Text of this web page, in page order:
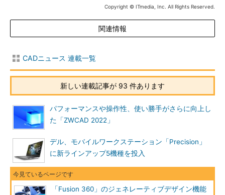
Copyright © ITmedia, Inc. All Rights Reserved.
関連情報
CADニュース 連載一覧
新しい連載記事が 93 件あります
パフォーマンスや操作性、使い勝手がさらに向上し
た「ZWCAD 2022」
デル、モバイルワークステーション「Precision」
に新ラインアップ5機種を投入
「Fusion 360」のジェネレーティブデザイン機能